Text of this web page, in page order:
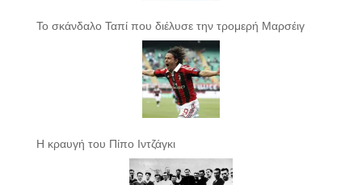
Το σκάνδαλο Ταπί που διέλυσε την τρομερή Μαρσέιγ
Η κραυγή του Πίπο Ιντζάγκι